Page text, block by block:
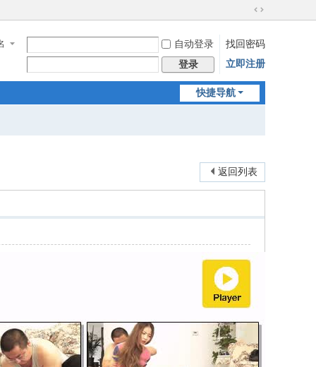
切
到
宽
自动登录
找回密码
登录
立即注册
快捷导航
返回列表